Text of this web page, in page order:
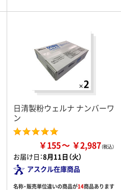
日清製粉ウェルナ ナンバーワ
ン
￥155 ￥2,987
お届け日：8月11日（火）
アスクル在庫商品
名称・販売単位違いの商品が14商品あります